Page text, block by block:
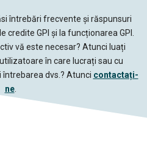
întrebări frecvente și răspunsuri
GPI și la funcționarea GPI.
vă este necesar? Atunci luați
în care lucrați sau cu
întrebarea dvs.? Atunci contactați-
ne.